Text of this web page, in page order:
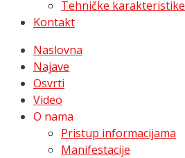
Tehničke karakteristike
Kontakt
Naslovna
Najave
Osvrti
Video
O nama
Pristup informacijama
Manifestacije